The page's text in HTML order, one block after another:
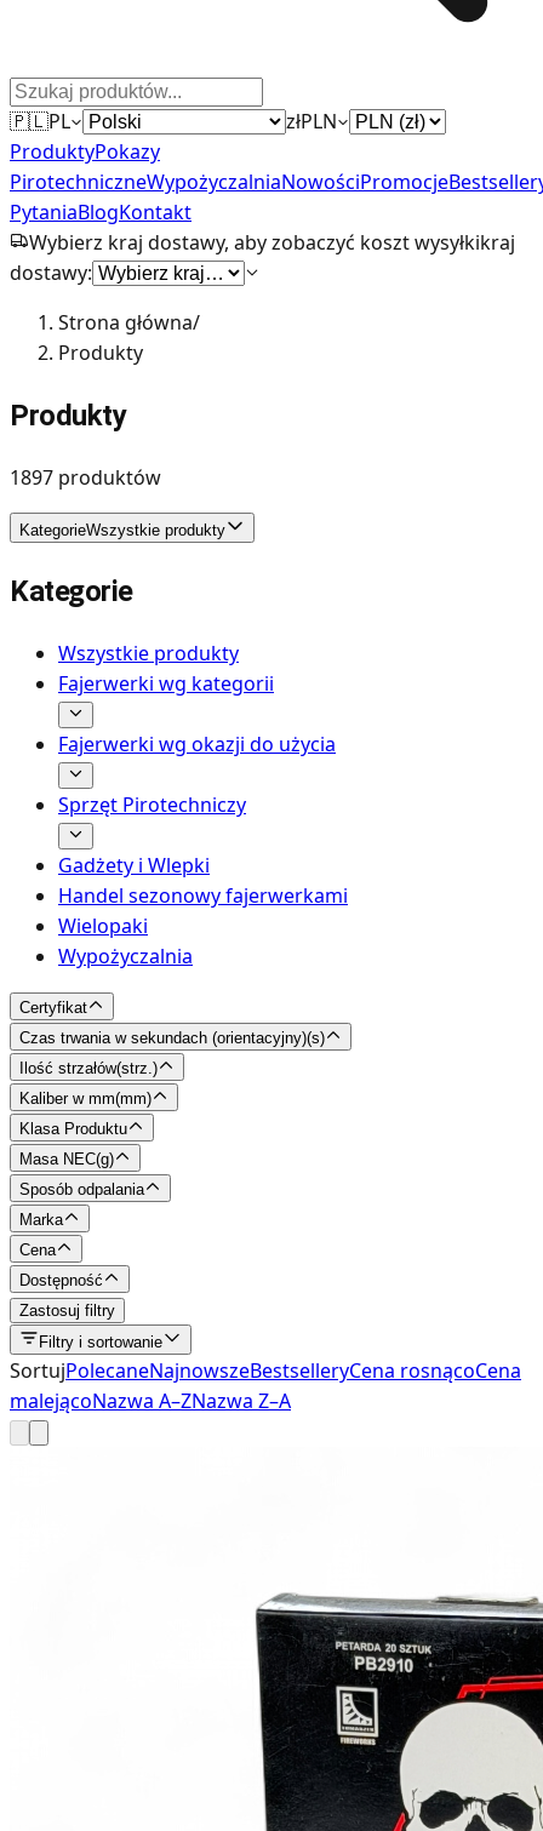
🇵🇱PL złPLN
ProduktyPokazy
PirotechniczneWypożyczalniaNowościPromocje
PytaniaBlogKontakt
Wybierz kraj dostawy, aby zobaczyć koszt wysyłkikraj
dostawy:
Strona główna/
Produkty
Produkty
1897 produktów
KategorieWszystkie produkty
Kategorie
Wszystkie produkty
Fajerwerki wg kategorii
Fajerwerki wg okazji do użycia
Sprzęt Pirotechniczy
Gadżety i Wlepki
Handel sezonowy fajerwerkami
Wielopaki
Wypożyczalnia
Certyfikat
Czas trwania w sekundach (orientacyjny)(s)
Ilość strzałów(strz. )
Kaliber w mm(mm)
Klasa Produktu
Masa NEC(g)
Sposób odpalania
Marka
Cena
Dostępność
Zastosuj filtry
Filtry i sortowanie
SortujPolecaneNajnowszeBestselleryCena rosnącoCena
malejącoNazwa A–ZNazwa Z–A